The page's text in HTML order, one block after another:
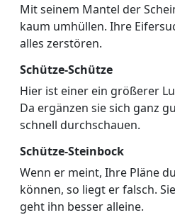
Mit seinem Mantel der
kaum umhüllen. Ihre
alles zerstören.
Schütze-Schütze
Hier ist einer ein größerer
Da ergänzen sie sich ganz
schnell durchschauen.
Schütze-Steinbock
Wenn er meint, Ihre Pläne
können, so liegt er falsch.
geht ihn besser alleine.